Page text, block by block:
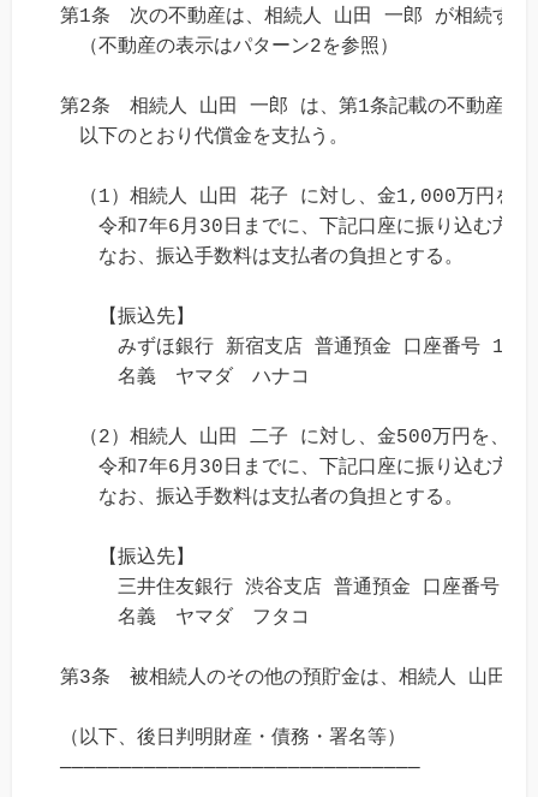
第1条　次の不動産は、相続人 山田 一郎 が相続する
（不動産の表示はパターン2を参照）
第2条　相続人 山田 一郎 は、第1条記載の不動産を
以下のとおり代償金を支払う。
（1）相続人 山田 花子 に対し、金1,000万円を、
令和7年6月30日までに、下記口座に振り込む方法
なお、振込手数料は支払者の負担とする。
【振込先】
みずほ銀行 新宿支店 普通預金 口座番号
名義　ヤマダ　ハナコ
（2）相続人 山田 二子 に対し、金500万円を、
令和7年6月30日までに、下記口座に振り込む方法
なお、振込手数料は支払者の負担とする。
【振込先】
三井住友銀行 渋谷支店 普通預金 口座番号
名義　ヤマダ　フタコ
第3条　被相続人のその他の預貯金は、相続人 山田
（以下、後日判明財産・債務・署名等）